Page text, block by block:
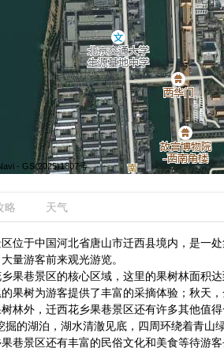
- GS(2025)1807号
略 天气
位于中国河北省唐山市迁西县境内，是一
量游客前来观光游览。
果巷景区的核心区域，这里的果树林面积
果树为游客提供了丰富的采摘体验；秋天
林外，迁西花乡果巷景区还有许多其他值
掘的湖泊，湖水清澈见底，四周环绕着青山
巷景区还有丰富的民俗文化和美食等待游